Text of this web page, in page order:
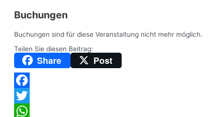
Buchungen
Buchungen sind für diese Veranstaltung nicht mehr möglich.
Teilen Sie diesen Beitrag:
Share Post
Facebook
Twitter